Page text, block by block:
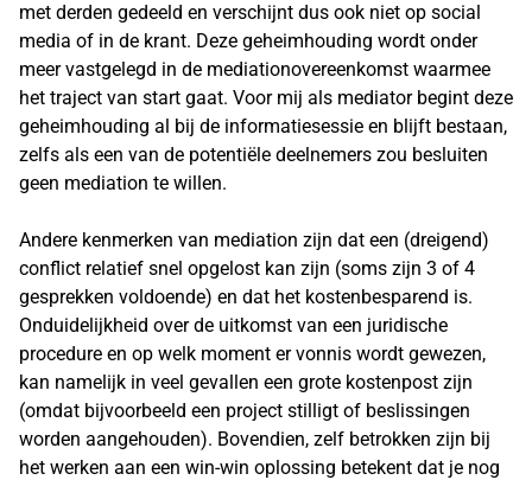
met derden gedeeld en verschijnt dus ook niet op social
media of in de krant. Deze geheimhouding wordt onder
meer vastgelegd in de mediationovereenkomst waarmee
het traject van start gaat. Voor mij als mediator begint deze
geheimhouding al bij de informatiesessie en blijft bestaan,
zelfs als een van de potentiële deelnemers zou besluiten
geen mediation te willen.
Andere kenmerken van mediation zijn dat een (dreigend)
conflict relatief snel opgelost kan zijn (soms zijn 3 of 4
gesprekken voldoende) en dat het kostenbesparend is.
Onduidelijkheid over de uitkomst van een juridische
procedure en op welk moment er vonnis wordt gewezen,
kan namelijk in veel gevallen een grote kostenpost zijn
(omdat bijvoorbeeld een project stilligt of beslissingen
worden aangehouden). Bovendien, zelf betrokken zijn bij
het werken aan een win-win oplossing betekent dat je nog